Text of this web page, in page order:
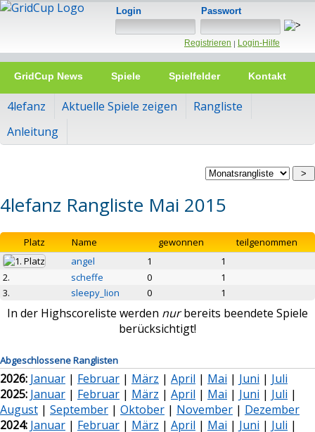
Login Passwort
Registrieren | Login-Hilfe
GridCup News Spiele Spielfelder Kontakt
4lefanz Aktuelle Spiele zeigen
Rangliste
Anleitung
4lefanz Rangliste Mai 2015
Platz Name gewonnen
teilgenommen
angel
1
1
2.
scheffe 0
1
3.
sleepy_lion 0 1
In der Highscoreliste werden nurbereits beendete Spiele
berücksichtigt!
Abgeschlossene Ranglisten
2026: Januar | Februar | März | April | Mai | Juni | Juli
2025: Januar | Februar | März | April | Mai | Juni | Juli |
August | September | Oktober | November | Dezember
2024: Januar | Februar | März | April | Mai | Juni | Juli |